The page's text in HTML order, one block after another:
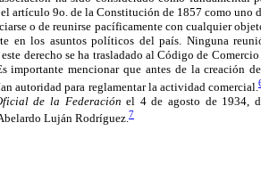
artículo 9o. de la Constitución de 1857 como uno
o de reunirse pacíficamente con cualquier
en los asuntos políticos del país. Ninguna
derecho se ha trasladado al Código de
importante mencionar que antes de la creación
autoridad para reglamentar la actividad comercial.
de la Federación el 4 de agosto de 1934,
Luján Rodríguez.7